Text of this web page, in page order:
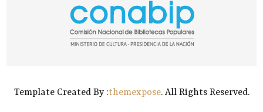
Template Created By :themexpose. All Rights Reserved.